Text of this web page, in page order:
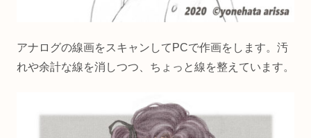
アナログの線画をスキャンしてPCで作画をします。汚
れや余計な線を消しつつ、ちょっと線を整えています。